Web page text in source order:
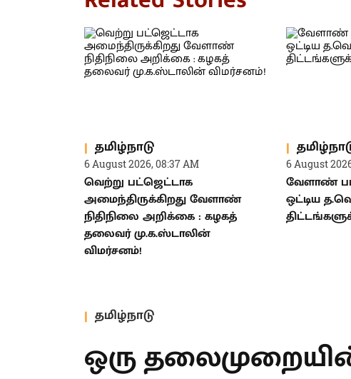
Related Stories
தமிழ்நாடு
6 August 2026, 08:37 AM
வெற்று பட்ஜெட்டாக
அமைந்திருக்கிறது வேளாண்
நிதிநிலை அறிக்கை : கழகத்
6 August
வேளாண்
தமிழ்நாடு